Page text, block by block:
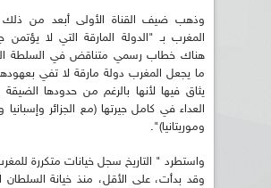
وذهب ضيف القناة الأولى أبعد من
المغرب بـ "الدولة المارقة التي لا يؤتمن
هناك خطاب رسمي متناقض في السلطة
ما يجعل المغرب دولة مارقة لا تفي
يثاق فيها لأنها بالرغم من حدودها الضيقة
العداء في كامل جيرتها (مع الجزائر وإسبانيا
وموريتانيا)".
واستطرد " التاريخ سجل خيانات متكررة
وقد بدأت، على الأقل، منذ خيانة السلطان